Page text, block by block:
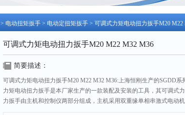
> 电动扭矩扳手 > 电动定扭矩扳手 > 可调式力矩电动扭力扳手M20 M22
可调式力矩电动扭力扳手M20 M22 M32 M36
简要描述：
可调式力矩电动扭力扳手M20 M22 M32 M36:上海恒刚生产的SGDD系
力矩电动扭力扳手是本厂家生产的一款装配及安装的工具，其可调式
力扳手由主机和控制仪两部分组成，主机采用双重缘单相串激式电动
构，此款动螺栓枪是装配螺纹件及螺栓的机械化施工工具，具有自动